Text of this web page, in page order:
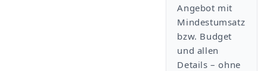
Angebot mit
Mindestumsatz
bzw. Budget
und allen
Details – ohne